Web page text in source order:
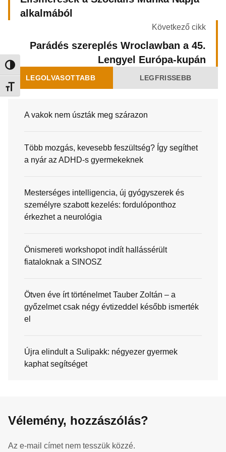
Nagy kontraszt váltása
Betűméret váltása
alkalmából
Következő cikk
Parádés szereplés Wroclawban a 45.
Lengyel Európa-kupán
LEGOLVASOTTABB LEGFRISSEBB
A vakok nem úszták meg szárazon
Több mozgás, kevesebb feszültség? Így segíthet
a nyár az ADHD-s gyermekeknek
Mesterséges intelligencia, új gyógyszerek és
személyre szabott kezelés: fordulóponthoz
érkezhet a neurológia
Önismereti workshopot indít hallássérült
fiataloknak a SINOSZ
Ötven éve írt történelmet Tauber Zoltán – a
győzelmet csak négy évtizeddel később ismerték
el
Újra elindult a Sulipakk: négyezer gyermek
kaphat segítséget
Vélemény, hozzászólás?
Az e-mail címet nem tesszük közzé.